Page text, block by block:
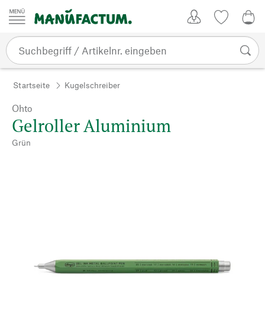
Zum Inhalt springen
Startseite Kugelschreiber
Ohto
Gelroller Aluminium
Grün